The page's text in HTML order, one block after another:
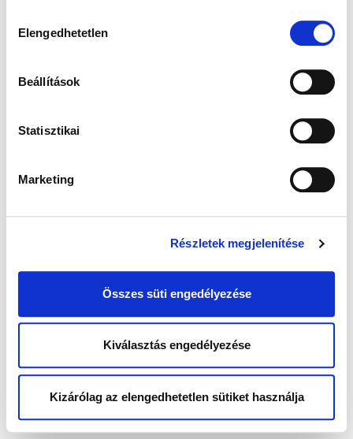
kiválasztása
Elengedhetetlen
Beállítások
Statisztikai
Marketing
Részletek megjelenítése
Összes süti engedélyezése
Kiválasztás engedélyezése
Kizárólag az elengedhetetlen sütiket használja